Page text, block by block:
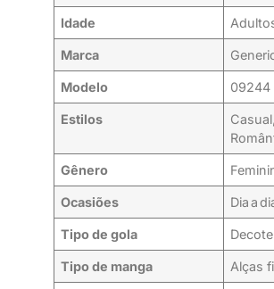
Idade
Marca
Modelo 09244
Estilos
Casual,
Gênero
Ocasiões Dia a
Tipo de gola
Tipo de manga Alças